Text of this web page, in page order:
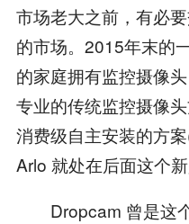
市场老大之前，有必
的市场。2015年末的
的家庭拥有监控摄像
专业的传统监控摄像
消费级自主安装的方
Arlo 就处在后面这个新
Dropcam 曾是这